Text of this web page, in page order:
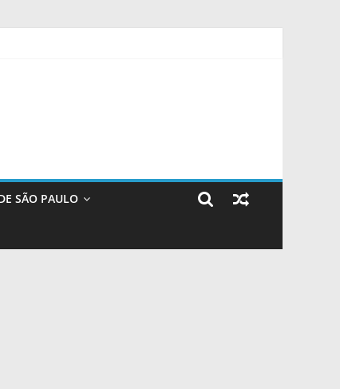
encontro
SÃO PAULO